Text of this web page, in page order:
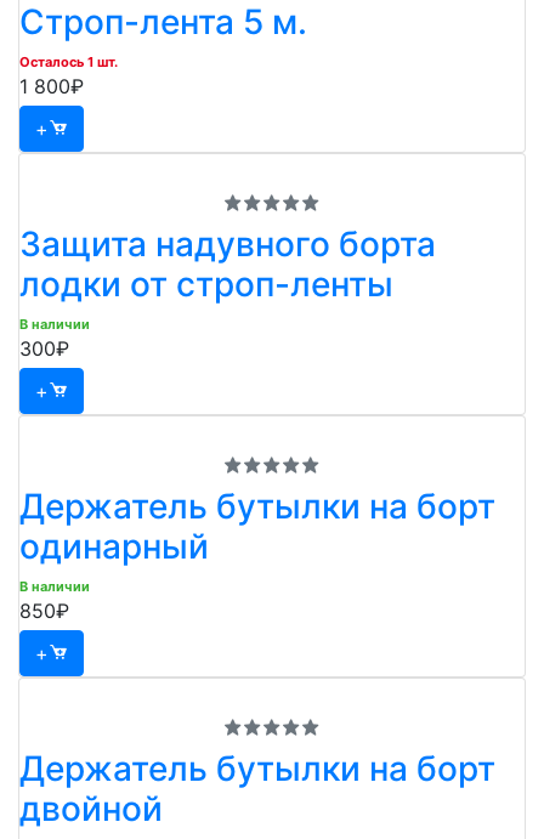
Строп-лента 5 м.
Осталось 1 шт.
1 800₽
+
Защита надувного борта
лодки от строп-ленты
В наличии
300₽
+
Держатель бутылки на борт
одинарный
В наличии
850₽
+
Держатель бутылки на борт
двойной